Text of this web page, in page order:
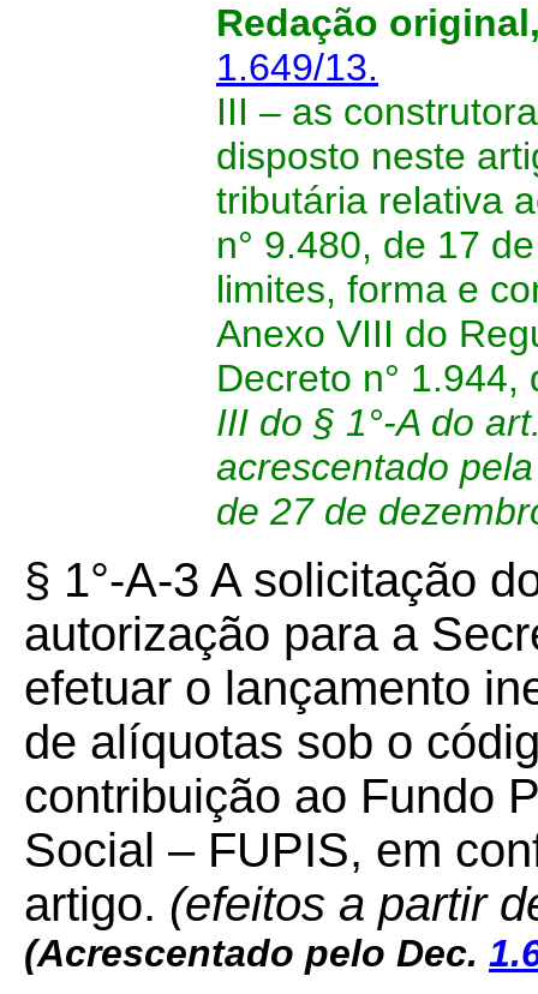
Redação
1.649/13.
III – as
disposto neste
tributária relativa
n° 9.480, de 17
limites, forma e
Anexo VIII do
Decreto n°
III do § 1°-A do
acrescentado
de 27 de
§ 1°-A-3 A solicitação
autorização para a
efetuar o lançamento
de alíquotas sob o
contribuição ao Fundo
Social – FUPIS, em
artigo. (efeitos a partir
(Acrescentado pelo Dec.